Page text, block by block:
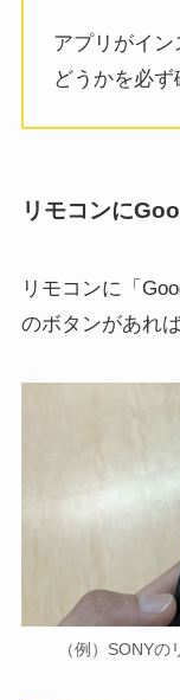
アプリがイ
どうかを必ず
リモコンに
リモコンに「
のボタンがあれ
（例）SONY